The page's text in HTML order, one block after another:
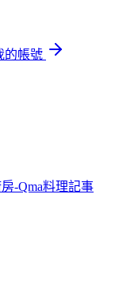
的帳號
-Qma料理記事